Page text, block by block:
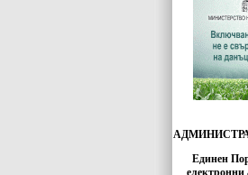
Единен
електронни